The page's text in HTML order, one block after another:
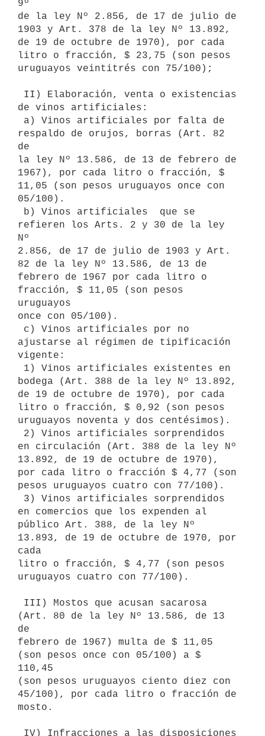
9º
de la ley Nº 2.856, de 17 de julio de
1903 y Art. 378 de la ley Nº 13.892,
de 19 de octubre de 1970), por cada
litro o fracción, $ 23,75 (son pesos
uruguayos veintitrés con 75/100);
de vinos artificiales:
respaldo de orujos, borras (Art. 82
de
la ley Nº 13.586, de 13 de febrero de
1967), por cada litro o fracción, $
11,05 (son pesos uruguayos once con
05/100).
refieren los Arts. 2 y 30 de la ley
Nº
2.856, de 17 de julio de 1903 y Art.
82 de la ley Nº 13.586, de 13 de
febrero de 1967 por cada litro o
fracción, $ 11,05 (son pesos
uruguayos
once con 05/100).
ajustarse al régimen de tipificación
vigente:
bodega (Art. 388 de la ley Nº 13.892,
de 19 de octubre de 1970), por cada
litro o fracción, $ 0,92 (son pesos
uruguayos noventa y dos centésimos).
en circulación (Art. 388 de la ley Nº
13.892, de 19 de octubre de 1970),
por cada litro o fracción $ 4,77 (son
pesos uruguayos cuatro con 77/100).
en comercios que los expenden al
público Art. 388, de la ley Nº
13.893, de 19 de octubre de 1970, por
cada
litro o fracción, $ 4,77 (son pesos
uruguayos cuatro con 77/100).
(Art. 80 de la ley Nº 13.586, de 13
de
febrero de 1967) multa de $ 11,05
(son pesos once con 05/100) a $
110,45
(son pesos uruguayos ciento diez con
45/100), por cada litro o fracción de
mosto.